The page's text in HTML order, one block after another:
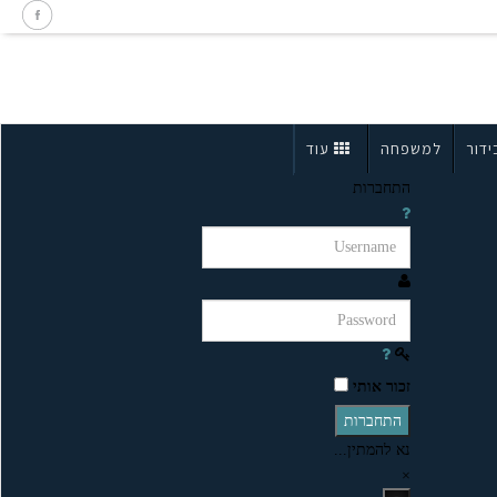
למשפחה עוד
התחברות
זכור אותי
התחברות
נא להמתין...
×